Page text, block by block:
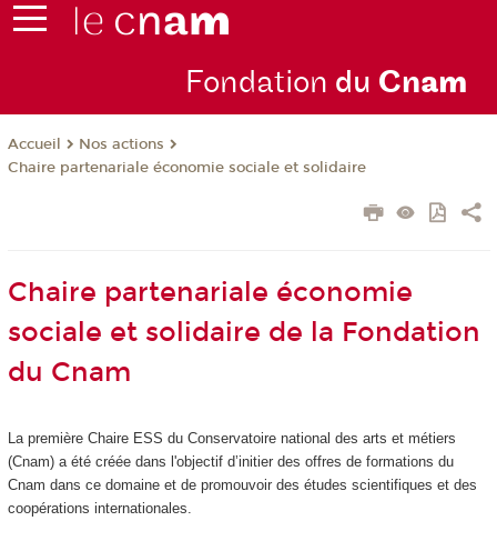
Fondation du Cnam
Accueil
Nos actions
Chaire partenariale économie sociale et solidaire
Chaire partenariale économie
sociale et solidaire de la Fondation
du Cnam
La première Chaire ESS du Conservatoire national des arts et métiers
(Cnam) a été créée dans l'objectif d’initier des offres de formations du
Cnam dans ce domaine et de promouvoir des études scientifiques et des
coopérations internationales.